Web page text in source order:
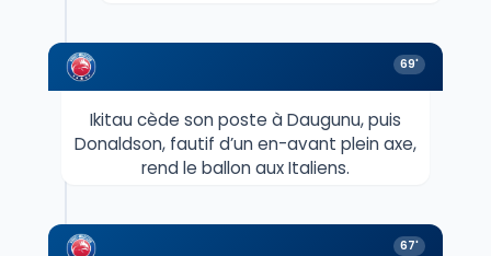
69'
Ikitau cède son poste à Daugunu, puis
Donaldson, fautif d’un en-avant plein axe,
rend le ballon aux Italiens.
67'